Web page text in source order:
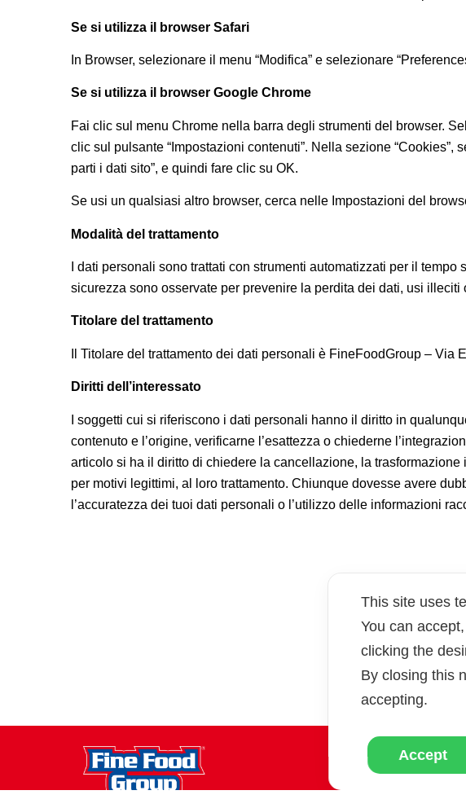
Se si utilizza il browser Safari
In Browser, selezionare il menu “Modifica” e selezionare
Se si utilizza il browser Google Chrome
Fai clic sul menu Chrome nella barra degli strumenti del browser.
clic sul pulsante “Impostazioni contenuti”. Nella sezione
parti i dati sito”, e quindi fare clic su OK.
Se usi un qualsiasi altro browser, cerca nelle Impostazioni del
Modalità del trattamento
I dati personali sono trattati con strumenti automatizzati per il
sicurezza sono osservate per prevenire la perdita dei dati, usi
Titolare del trattamento
Il Titolare del trattamento dei dati personali è FineFoodGroup –
Diritti dell’interessato
I soggetti cui si riferiscono i dati personali hanno il diritto in
contenuto e l’origine, verificarne l’esattezza o chiederne
articolo si ha il diritto di chiedere la cancellazione, la
per motivi legittimi, al loro trattamento. Chiunque dovesse avere
l’accuratezza dei tuoi dati personali o l’utilizzo delle informazioni
About us
Mission
This site uses
You can
clicking the
By closing this
accepting.
Accept